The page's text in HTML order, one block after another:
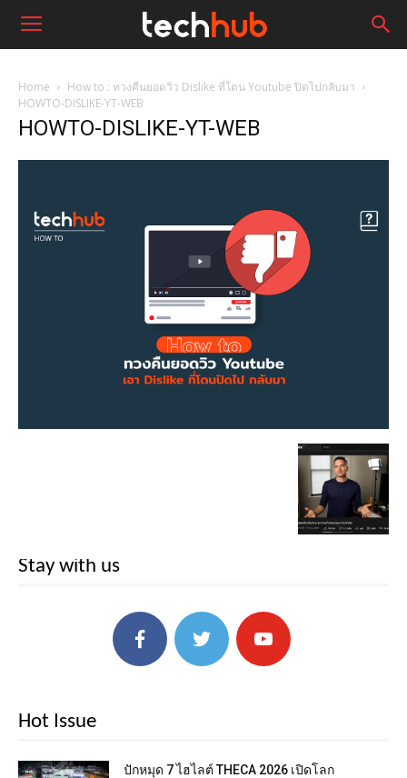
Home
How to : ทวงคืนยอดวิว Dislike ที่โดน Youtube ปิดไปกลับมา
HOWTO-DISLIKE-YT-WEB
HOWTO-DISLIKE-YT-WEB
Stay with us
Hot Issue
ปักหมุด 7 ไฮไลต์ THECA 2026 เปิดโลก